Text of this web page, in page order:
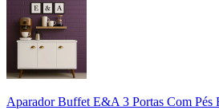
Aparador Buffet E&A 3 Portas Com Pés